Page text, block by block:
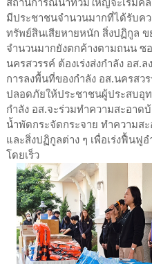
สถานการณ์น้ำท่วมใหญ่จะเริ่มค
มีประชาชนจำนวนมากที่ได้รับค
ทรัพย์สินเสียหายหนัก สิ่งปฏิกูล
จำนวนมากยังตกค้างตามถนน ซ
นครสวรรค์ ต้องเร่งส่งกำลัง อส
การลงพื้นที่ของกำลัง อส.นครสว
ปลอดภัยให้ประชาชนผู้ประสบอุ
กำลัง อส.จะร่วมทำความสะอาด
น้ำพัดกระจัดกระจาย ทำความส
และสิ่งปฏิกูลต่าง ๆ เพื่อเร่งฟื้นฟู
โดยเร็ว